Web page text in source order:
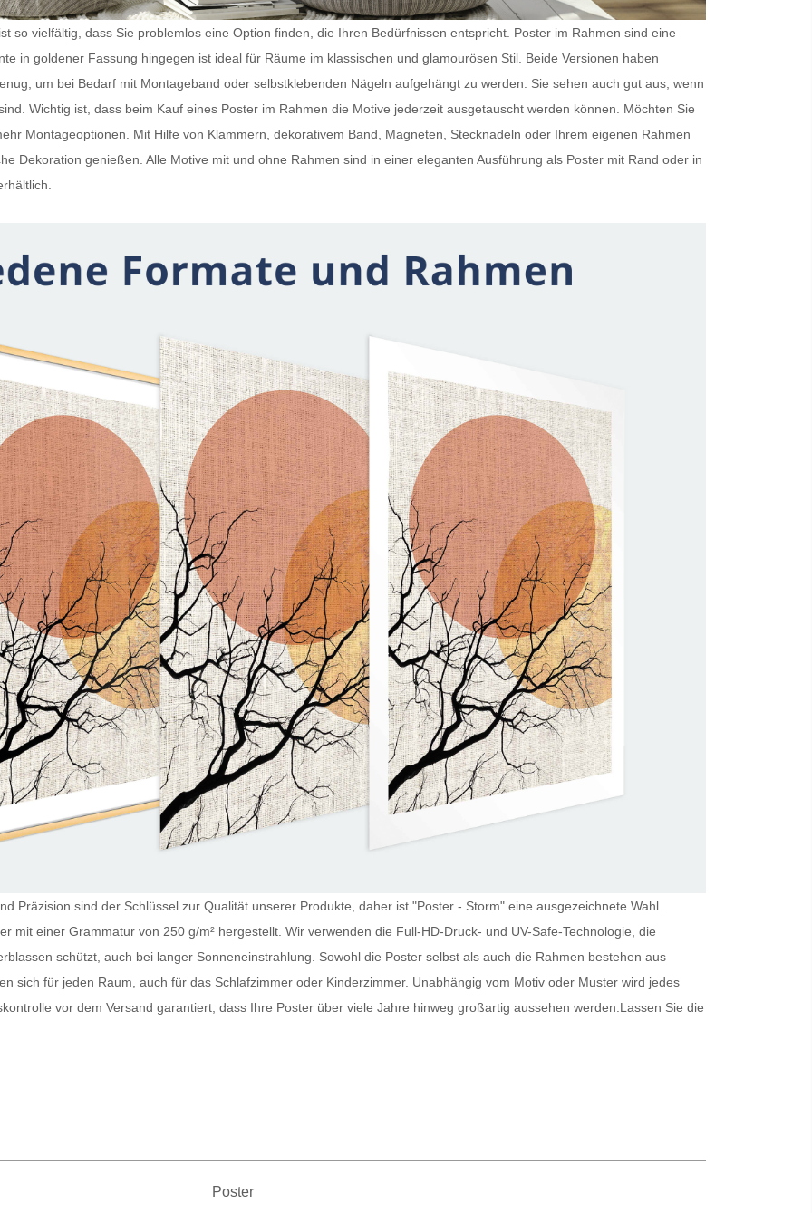
so vielfältig, dass Sie problemlos eine Option finden, die Ihren Bedürfnissen entspricht. Poster im Rahmen sind eine
in goldener Fassung hingegen ist ideal für Räume im klassischen und glamourösen Stil. Beide Versionen haben
um bei Bedarf mit Montageband oder selbstklebenden Nägeln aufgehängt zu werden. Sie sehen auch gut aus, wenn
Wichtig ist, dass beim Kauf eines Poster im Rahmen die Motive jederzeit ausgetauscht werden können. Möchten Sie
Montageoptionen. Mit Hilfe von Klammern, dekorativem Band, Magneten, Stecknadeln oder Ihrem eigenen Rahmen
Dekoration genießen. Alle Motive mit und ohne Rahmen sind in einer eleganten Ausführung als Poster mit Rand oder in
Präzision sind der Schlüssel zur Qualität unserer Produkte, daher ist "Poster - Storm" eine ausgezeichnete Wahl.
mit einer Grammatur von 250 g/m² hergestellt. Wir verwenden die Full-HD-Druck- und UV-Safe-Technologie, die
schützt, auch bei langer Sonneneinstrahlung. Sowohl die Poster selbst als auch die Rahmen bestehen aus
sich für jeden Raum, auch für das Schlafzimmer oder Kinderzimmer. Unabhängig vom Motiv oder Muster wird jedes
vor dem Versand garantiert, dass Ihre Poster über viele Jahre hinweg großartig aussehen werden. Lassen Sie die
Poster